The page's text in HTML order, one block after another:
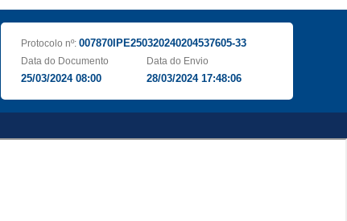
Protocolo nº: 007870IPE250320240204537605-33
Data do Documento
25/03/2024 08:00
Data do Envio
28/03/2024 17:48:06